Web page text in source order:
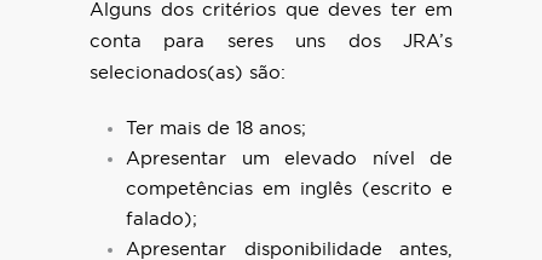
Alguns dos critérios que deves ter em
conta para seres uns dos JRA’s
selecionados(as) são:
Ter mais de 18 anos;
Apresentar um elevado nível de
competências em inglês (escrito e
falado);
Apresentar disponibilidade antes,